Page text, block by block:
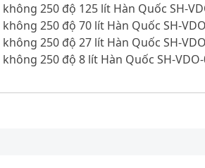
250 độ 125 lít Hàn Quốc SH-
không 250 độ 70 lít Hàn Quốc SH-
không 250 độ 27 lít Hàn Quốc SH-
không 250 độ 8 lít Hàn Quốc SH-